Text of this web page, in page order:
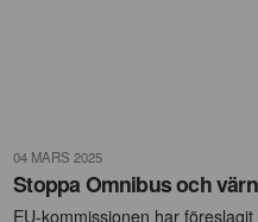
04 MARS 2025
Stoppa Omnibus och
EU-kommissionen har